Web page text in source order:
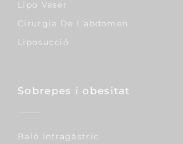
Lipo Vaser
Cirurgia De L’abdomen
Liposucció
Sobrepes i obesitat
Baló Intragàstric